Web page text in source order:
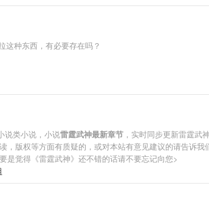
这种东西，有必要存在吗？
说类小说，小说雷霆武神最新章节 ，实时同步更新雷霆武
，版权等方面有质疑的，或对本站有意见建议的请告诉
是觉得《雷霆武神》还不错的话请不要忘记向您>